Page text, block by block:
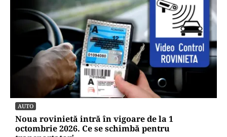
scădere ședința de joi
Oficiuldestiri.ro
Atacurile cibernetice expun
vulnerabilitățile statului român: ANP
repetă scenariul e‑Terra. Ce ascund
comunicările oficiale și cine răspunde
pentru mentenanța IT a instituțiilor
publice
Alte Articole Importante